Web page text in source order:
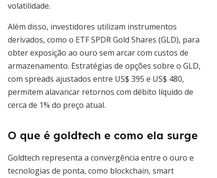
volatilidade.
Além disso, investidores utilizam instrumentos
derivados, como o ETF SPDR Gold Shares (GLD), para
obter exposição ao ouro sem arcar com custos de
armazenamento. Estratégias de opções sobre o GLD,
com spreads ajustados entre US$ 395 e US$ 480,
permitem alavancar retornos com débito líquido de
cerca de 1% do preço atual.
O que é goldtech e como ela surge
Goldtech representa a convergência entre o ouro e
tecnologias de ponta, como blockchain, smart